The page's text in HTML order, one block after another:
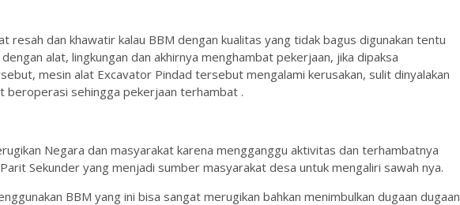
resah dan khawatir kalau BBM dengan kualitas yang tidak bagus digunakan tentu
alat, lingkungan dan akhirnya menghambat pekerjaan, jika dipaksa
mesin alat Excavator Pindad tersebut mengalami kerusakan, sulit dinyalakan
beroperasi sehingga pekerjaan terhambat .
Negara dan masyarakat karena mengganggu aktivitas dan terhambatnya
Sekunder yang menjadi sumber masyarakat desa untuk mengaliri sawah nya.
BBM yang ini bisa sangat merugikan bahkan menimbulkan dugaan dugaan